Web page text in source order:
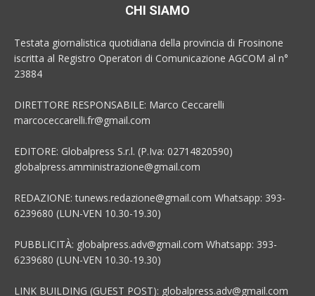
CHI SIAMO
Testata giornalistica quotidiana della provincia di Frosinone
iscritta al Registro Operatori di Comunicazione AGCOM al n°
23884
DIRETTORE RESPONSABILE: Marco Ceccarelli
marcoceccarelli.fr@gmail.com
EDITORE: Globalpress S.r.l. (P.Iva: 02714820590)
globalpress.amministrazione@gmail.com
REDAZIONE: tunews.redazione@gmail.com Whatsapp: 393-
6239680 (LUN-VEN 10.30-19.30)
PUBBLICITÀ: globalpress.adv@gmail.com Whatsapp: 393-
6239680 (LUN-VEN 10.30-19.30)
LINK BUILDING (GUEST POST): globalpress.adv@gmail.com